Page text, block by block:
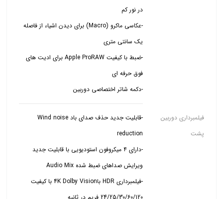
در نور کم
-عکاسی ماکرو (Macro) برای دیدن اشیاء از فاصله
یک سانتی متری
-ضبط با کیفیت Apple ProRAW برای ادیت های
فوق حرفه ای
-دکمه شاتر اختصاصی دوربین
فیلمبرداری دوربین
پشت
-قابلیت جدید حذف صدای باد Wind noise
reduction
-دارای ۴ میکروفون استودیویی با قابلیت جدید
ویرایش صداهای ضبط شده Audio Mix
-فیلمبرداری HDR با4K Dolby Vision با کیفیت